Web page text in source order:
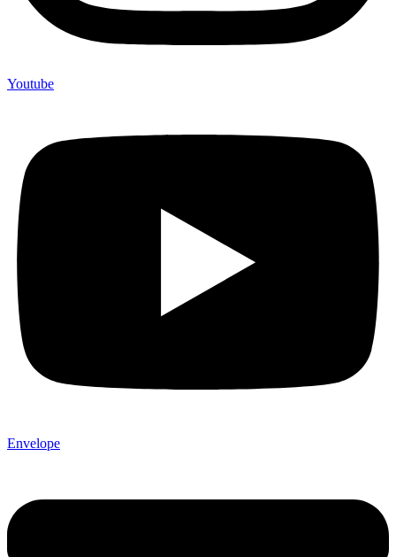
Youtube
Envelope